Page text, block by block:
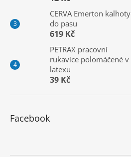
CERVA Emerton kalhoty
do pasu
619 Kč
PETRAX pracovní
rukavice polomáčené v
latexu
39 Kč
Facebook